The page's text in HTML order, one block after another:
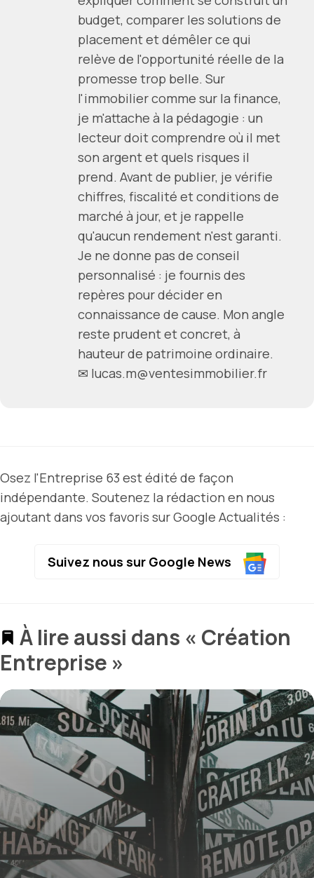
budget, comparer les solutions de
placement et démêler ce qui
relève de l'opportunité réelle de la
promesse trop belle. Sur
l'immobilier comme sur la finance,
je m'attache à la pédagogie : un
lecteur doit comprendre où il met
son argent et quels risques il
prend. Avant de publier, je vérifie
chiffres, fiscalité et conditions de
marché à jour, et je rappelle
qu'aucun rendement n'est garanti.
Je ne donne pas de conseil
personnalisé : je fournis des
repères pour décider en
connaissance de cause. Mon angle
reste prudent et concret, à
hauteur de patrimoine ordinaire.
✉ lucas.m@ventesimmobilier.fr
Osez l'Entreprise 63 est édité de façon
indépendante. Soutenez la rédaction en nous
ajoutant dans vos favoris sur Google Actualités :
Suivez nous sur Google News
À lire aussi dans « Création
Entreprise »